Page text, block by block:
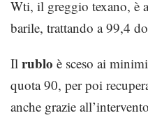
Wti, il greggio texano, è
barile, trattando a 99,4
Il rublo è sceso ai
quota 90, per poi
anche grazie